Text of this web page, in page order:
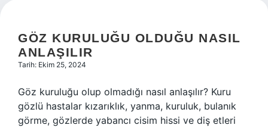
GÖZ KURULUĞU OLDUĞU NASIL
ANLAŞILIR
Tarih: Ekim 25, 2024
Göz kuruluğu olup olmadığı nasıl anlaşılır? Kuru
gözlü hastalar kızarıklık, yanma, kuruluk, bulanık
görme, gözlerde yabancı cisim hissi ve diş etleri